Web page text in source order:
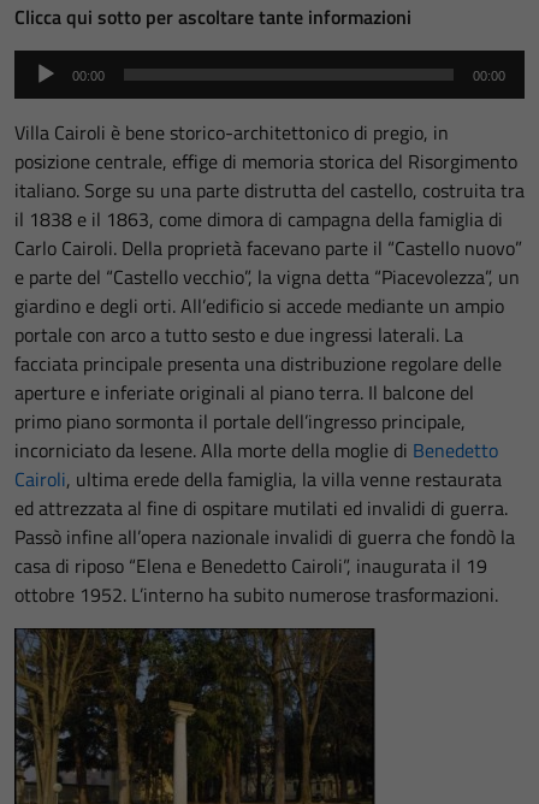
Clicca qui sotto per ascoltare tante informazioni
Audio
Player
00:00 00:00
Villa Cairoli è bene storico-architettonico di pregio, in
posizione centrale, effige di memoria storica del Risorgimento
italiano. Sorge su una parte distrutta del castello, costruita tra
il 1838 e il 1863, come dimora di campagna della famiglia di
Carlo Cairoli. Della proprietà facevano parte il “Castello nuovo”
e parte del “Castello vecchio”, la vigna detta “Piacevolezza”, un
giardino e degli orti. All’edificio si accede mediante un ampio
portale con arco a tutto sesto e due ingressi laterali. La
facciata principale presenta una distribuzione regolare delle
aperture e inferiate originali al piano terra. Il balcone del
primo piano sormonta il portale dell’ingresso principale,
incorniciato da lesene. Alla morte della moglie di Benedetto
Cairoli, ultima erede della famiglia, la villa venne restaurata
ed attrezzata al fine di ospitare mutilati ed invalidi di guerra.
Passò infine all’opera nazionale invalidi di guerra che fondò la
casa di riposo “Elena e Benedetto Cairoli”, inaugurata il 19
ottobre 1952. L’interno ha subito numerose trasformazioni.